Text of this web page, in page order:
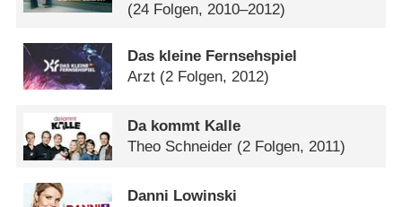
(24 Folgen, 2010–2012)
Das kleine Fernsehspiel
Arzt (2 Folgen, 2012)
Da kommt Kalle
Theo Schneider (2 Folgen, 2011)
Danni Lowinski